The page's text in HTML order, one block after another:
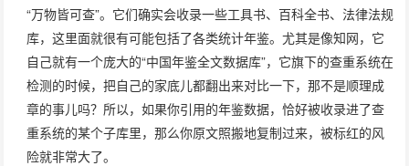
“万物皆可查”。它们确实会收录一些工具书、百科全书、法律法规
库，这里面就很有可能包括了各类统计年鉴。尤其是像知网，它
自己就有一个庞大的“中国年鉴全文数据库”，它旗下的查重系统在
检测的时候，把自己的家底儿都翻出来对比一下，那不是顺理成
章的事儿吗？所以，如果你引用的年鉴数据，恰好被收录进了查
重系统的某个子库里，那么你原文照搬地复制过来，被标红的风
险就非常大了。